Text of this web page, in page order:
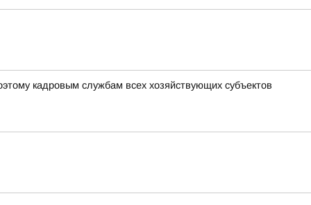
кадровым службам всех хозяйствующих субъектов